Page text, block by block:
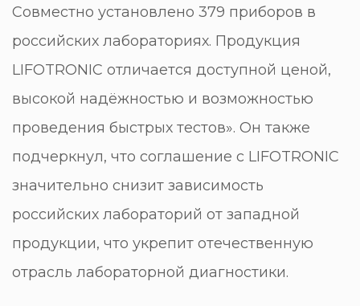
Совместно установлено 379 приборов в
российских лабораториях. Продукция
LIFOTRONIC отличается доступной ценой,
высокой надёжностью и возможностью
проведения быстрых тестов». Он также
подчеркнул, что соглашение с LIFOTRONIC
значительно снизит зависимость
российских лабораторий от западной
продукции, что укрепит отечественную
отрасль лабораторной диагностики.